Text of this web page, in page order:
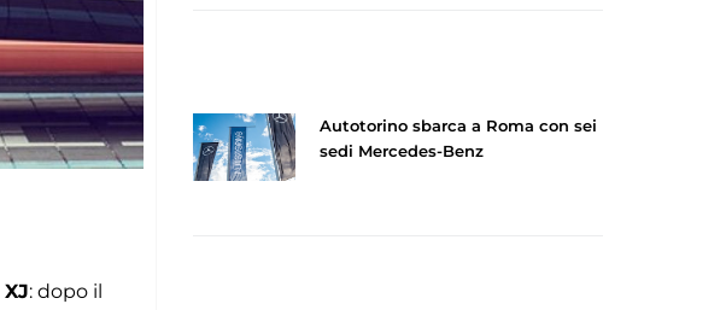
XJ: dopo il
Autotorino sbarca a Roma con sei
sedi Mercedes-Benz